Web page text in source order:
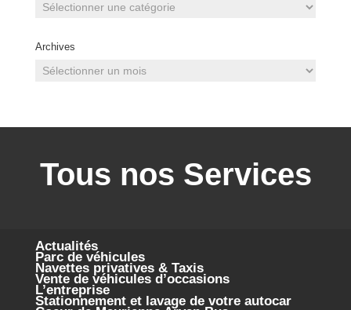
Archives
Tous nos Services
Actualités
Parc de véhicules
Navettes privatives & Taxis
Vente de véhicules d’occasions
L’entreprise
Stationnement et lavage de votre autocar